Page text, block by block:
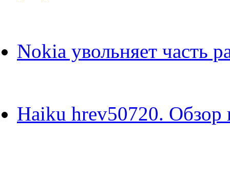
Nokia увольняет часть
Haiku hrev50720. Обзор